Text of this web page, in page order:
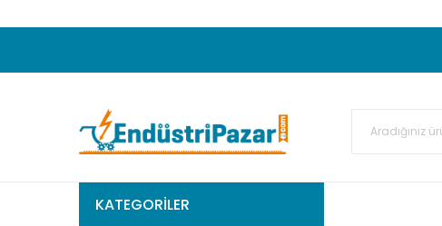
20.000TL ve Üzeri Alışverişlerinizde KARGO
KATEGORİLER